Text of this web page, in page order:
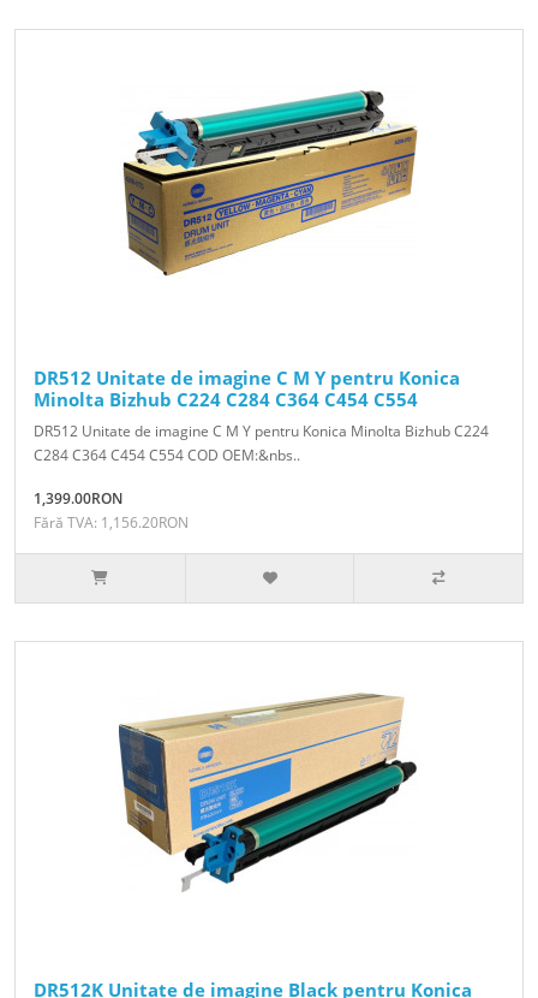
DR512 Unitate de imagine C M Y pentru Konica
Minolta Bizhub C224 C284 C364 C454 C554
DR512 Unitate de imagine C M Y pentru Konica Minolta Bizhub C224
C284 C364 C454 C554 COD OEM:&nbs..
1,399.00RON
Fără TVA: 1,156.20RON
DR512K Unitate de imagine Black pentru Konica